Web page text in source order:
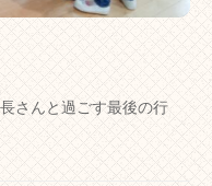
さんと過ごす最後の行